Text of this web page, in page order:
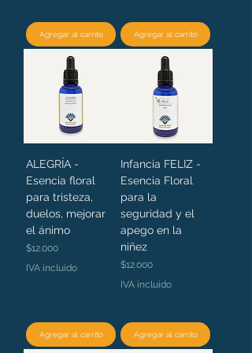
Agregar al carrito Agregar al carrito
ALEGRÍA -
Esencia floral
para tristeza,
duelos, mejorar
el ánimo
Precio
$12.000
IVA incluido
Agregar al carrito
Infancia FELIZ -
Esencia Floral
para la
seguridad y el
apego en la
niñez
Precio
$12.000
IVA incluido
Agregar al carrito